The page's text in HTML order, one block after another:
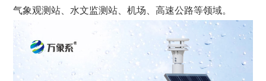
气象观测站、水文监测站、机场、高速公路等领域。